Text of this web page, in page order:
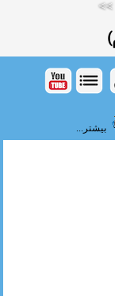
>>
بیشتر...